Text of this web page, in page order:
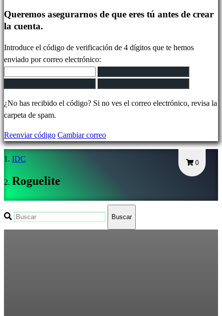
Regístrate
Iniciar
sesión
Olvidé
mi
Cambiar
idioma
AR
BS
DA
Queremos asegurarnos de que eres tú antes de crear
la cuenta.
Introduce el código de verificación de 4 dígitos que te hemos
enviado por correo electrónico:
¿No has recibido el código? Si no ves el correo electrónico, revisa la
carpeta de spam.
Reenviar código Cambiar correo
0
IDC
Roguelite
Buscar